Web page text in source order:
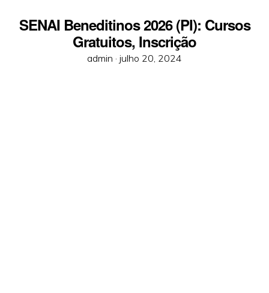
SENAI Beneditinos 2026 (PI): Cursos
Gratuitos, Inscrição
admin · Posted
julho 20, 2024